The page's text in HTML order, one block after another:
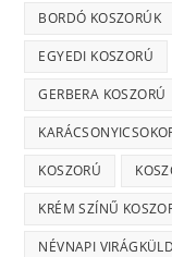
BORDÓ KOSZORÚK
EGYEDI KOSZORÚ
GERBERA KOSZORÚ
KOSZORÚ
KRÉM SZÍNŰ
NÉVNAPI